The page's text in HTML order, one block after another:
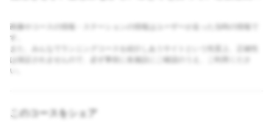
画像やコースの情報・ステーションの情報はユーザーが走った当時の情報で
す。
また、みんなでランニングコースを紹介しあうサイトという性質上、正確性
は保証されませんので、必ず事前に各施設にご確認のうえ、ご利用くださ
い。
このコースをシェア